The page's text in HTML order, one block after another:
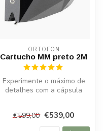
ORTOFON
Cartucho MM preto 2M
Experimente o máximo de
detalhes com a cápsula
€599,00 €539,00